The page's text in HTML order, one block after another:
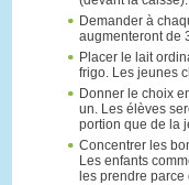
Demander à
augmenteront de
Placer le lait
frigo. Les jeunes
Donner le choix
un. Les élèves
portion que de la
Concentrer les
Les enfants
les prendre parce